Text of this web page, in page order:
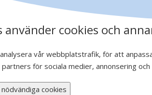
använder cookies och
vår webbplatstrafik, för att
för sociala medier, annonsering
cookies